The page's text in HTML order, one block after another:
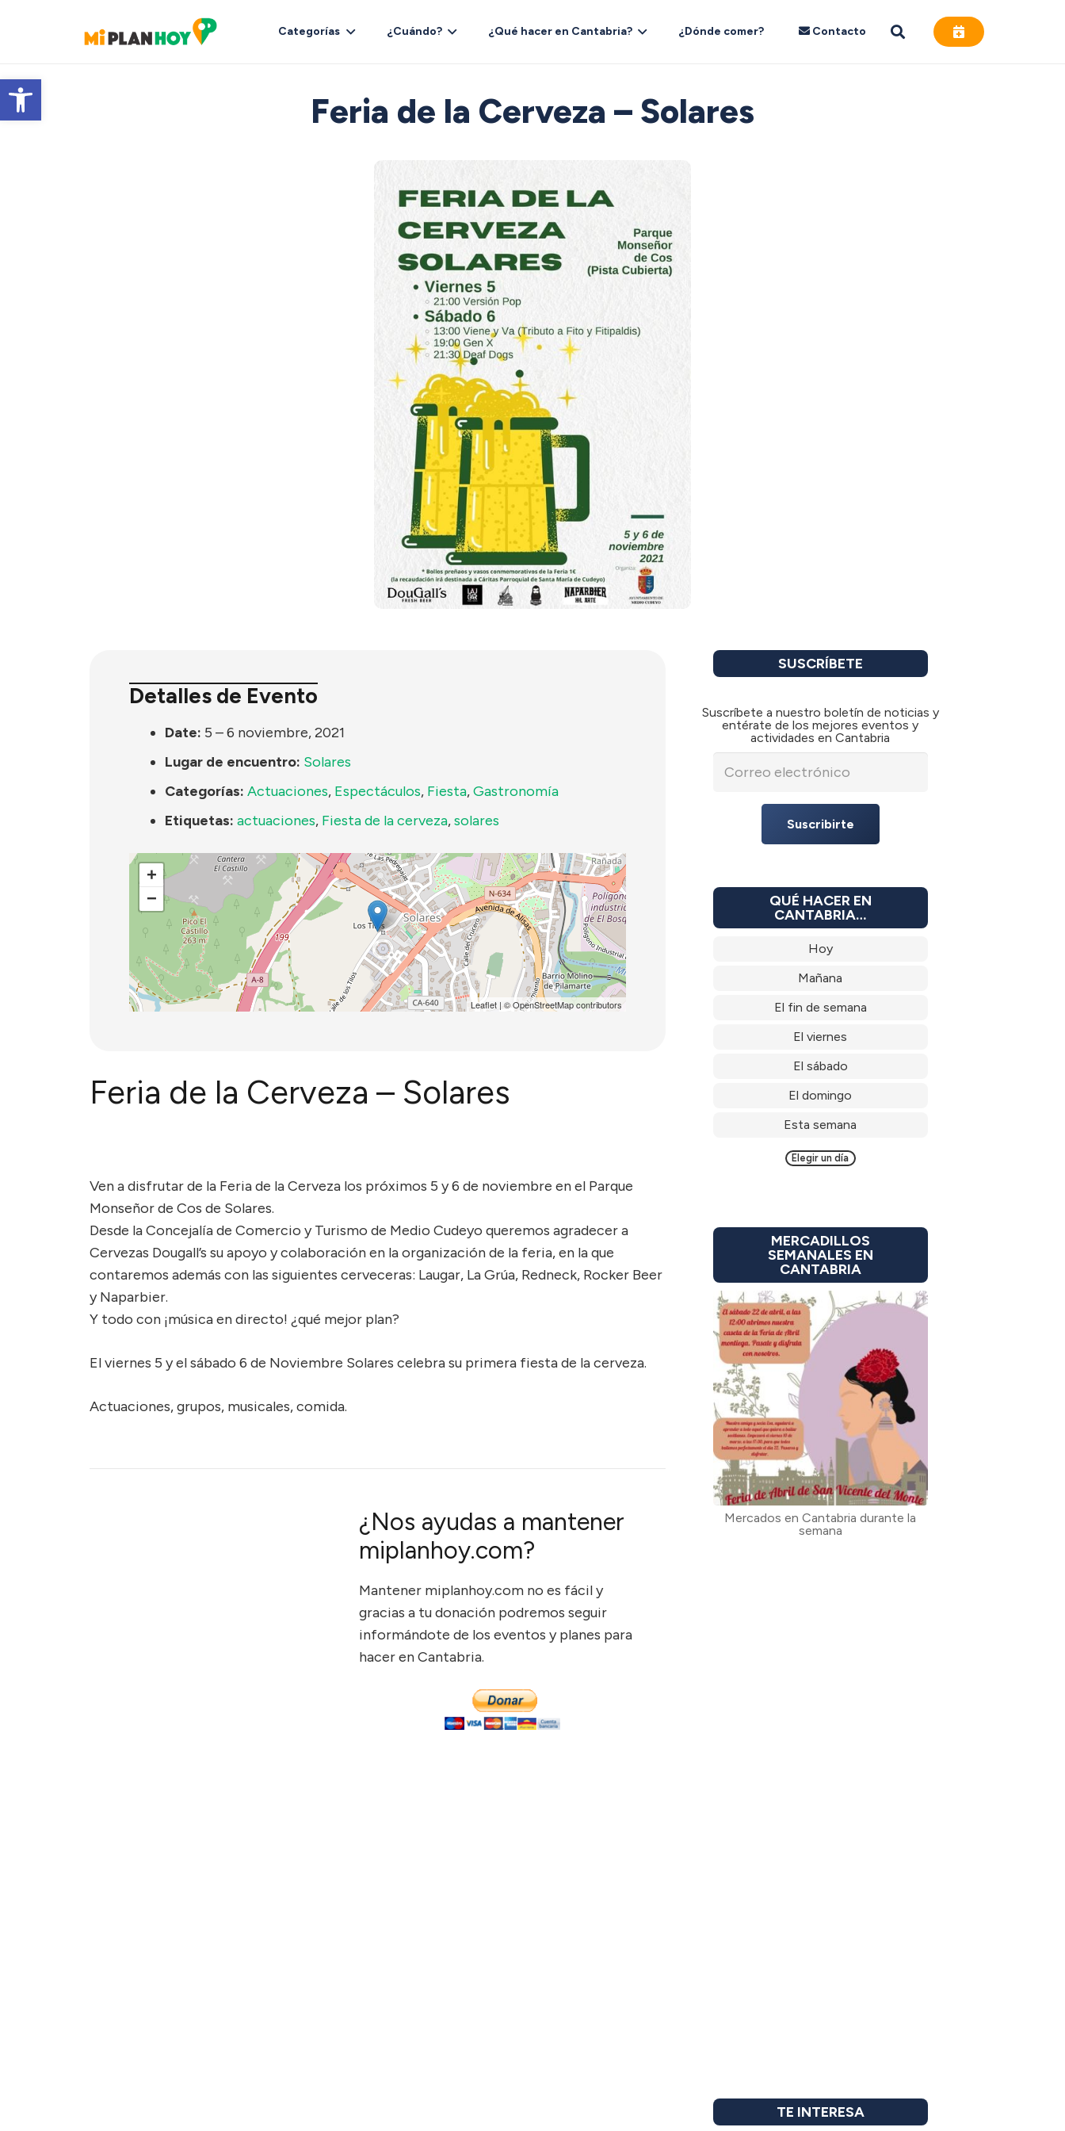
Abrir barra de herramientas
Categorías ¿Cuándo? ¿Qué hacer en Cantabria? ¿Dónde comer? Contacto
Feria de la Cerveza – Solares
Detalles de Evento
Date: 5 –6 noviembre, 2021
Lugar de encuentro: Solares
Categorías: Actuaciones, Espectáculos, Fiesta,Gastronomía
Etiquetas: actuaciones, Fiesta de la cerveza,solares
+
−
Leaflet| ©OpenStreetMapcontributors
Feria de la Cerveza – Solares
Ven a disfrutar de la Feria de la Cerveza los próximos 5 y 6 de noviembre en el Parque
Monseñor de Cos de Solares.
Desde la Concejalía de Comercio y Turismo de Medio Cudeyo queremos agradecer a
Cervezas Dougall’s su apoyo y colaboración en la organización de la feria, en la que
contaremos además con las siguientes cerveceras: Laugar, La Grúa, Redneck, Rocker Beer
y Naparbier.
Y todo con ¡música en directo! ¿qué mejor plan?
El viernes 5 y el sábado 6 de Noviembre Solares celebra su primera fiesta de la cerveza.
Actuaciones, grupos, musicales, comida.
¿Nos ayudas a mantener
miplanhoy.com?
Mantener miplanhoy.com no es fácil y
gracias a tu donación podremos seguir
informándote de los eventos y planes para
hacer en Cantabria.
SUSCRÍBETE
Suscríbete a nuestro boletín de noticias y
entérate de los mejores eventos y
actividades en Cantabria
Suscribirte
QUÉ HACER EN
CANTABRIA…
Hoy
Mañana
El fin de semana
El viernes
El sábado
El domingo
Esta semana
Elegir un día
MERCADILLOS
SEMANALES EN
CANTABRIA
Mercados en Cantabria durante la
semana
TE INTERESA